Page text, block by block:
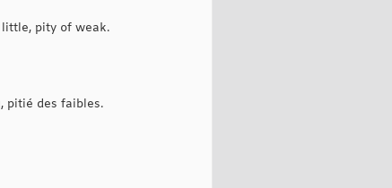
little, pity of weak.
pitié des faibles.